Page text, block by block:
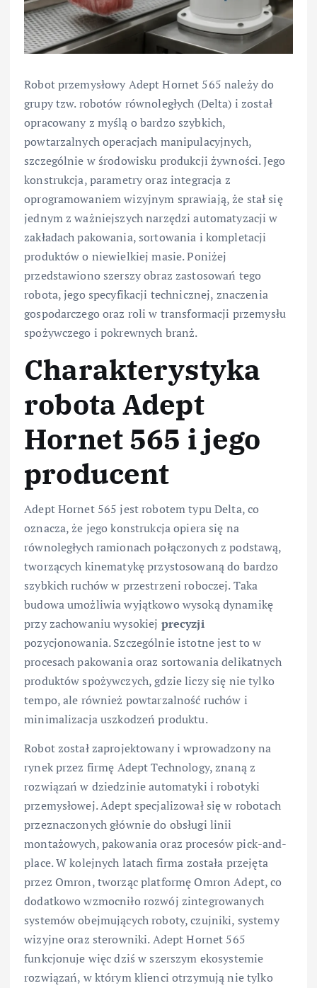
Robot przemysłowy Adept Hornet 565 należy do
grupy tzw. robotów równoległych (Delta) i został
opracowany z myślą o bardzo szybkich,
powtarzalnych operacjach manipulacyjnych,
szczególnie w środowisku produkcji żywności. Jego
konstrukcja, parametry oraz integracja z
oprogramowaniem wizyjnym sprawiają, że stał się
jednym z ważniejszych narzędzi automatyzacji w
zakładach pakowania, sortowania i kompletacji
produktów o niewielkiej masie. Poniżej
przedstawiono szerszy obraz zastosowań tego
robota, jego specyfikacji technicznej, znaczenia
gospodarczego oraz roli w transformacji przemysłu
spożywczego i pokrewnych branż.
Charakterystyka
robota Adept
Hornet 565 i jego
producent
Adept Hornet 565 jest robotem typu Delta, co
oznacza, że jego konstrukcja opiera się na
równoległych ramionach połączonych z podstawą,
tworzących kinematykę przystosowaną do bardzo
szybkich ruchów w przestrzeni roboczej. Taka
budowa umożliwia wyjątkowo wysoką dynamikę
przy zachowaniu wysokiej precyzji
pozycjonowania. Szczególnie istotne jest to w
procesach pakowania oraz sortowania delikatnych
produktów spożywczych, gdzie liczy się nie tylko
tempo, ale również powtarzalność ruchów i
minimalizacja uszkodzeń produktu.
Robot został zaprojektowany i wprowadzony na
rynek przez firmę Adept Technology, znaną z
rozwiązań w dziedzinie automatyki i robotyki
przemysłowej. Adept specjalizował się w robotach
przeznaczonych głównie do obsługi linii
montażowych, pakowania oraz procesów pick-and-
place. W kolejnych latach firma została przejęta
przez Omron, tworząc platformę Omron Adept, co
dodatkowo wzmocniło rozwój zintegrowanych
systemów obejmujących roboty, czujniki, systemy
wizyjne oraz sterowniki. Adept Hornet 565
funkcjonuje więc dziś w szerszym ekosystemie
rozwiązań, w którym klienci otrzymują nie tylko